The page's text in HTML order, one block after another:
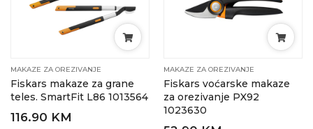
MAKAZE ZA OREZIVANJE
Fiskars makaze za grane
teles. SmartFit L86 1013564
116.90 KM
MAKAZE ZA OREZIVANJE
Fiskars voćarske makaze
za orezivanje PX92
1023630